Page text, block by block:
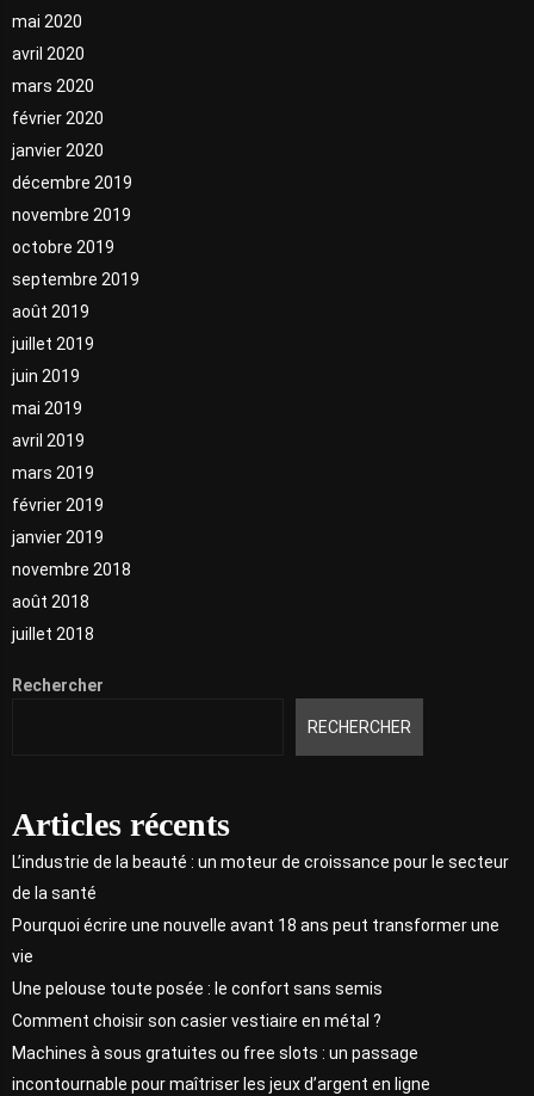
mai 2020
avril 2020
mars 2020
février 2020
janvier 2020
décembre 2019
novembre 2019
octobre 2019
septembre 2019
août 2019
juillet 2019
juin 2019
mai 2019
avril 2019
mars 2019
février 2019
janvier 2019
novembre 2018
août 2018
juillet 2018
Rechercher
RECHERCHER
Articles récents
L’industrie de la beauté : un moteur de croissance pour le secteur
de la santé
Pourquoi écrire une nouvelle avant 18 ans peut transformer une
vie
Une pelouse toute posée : le confort sans semis
Comment choisir son casier vestiaire en métal ?
Machines à sous gratuites ou free slots : un passage
incontournable pour maîtriser les jeux d’argent en ligne